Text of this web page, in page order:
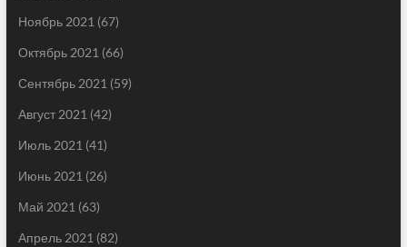
Ноябрь 2021 (67)
Октябрь 2021 (66)
Сентябрь 2021 (59)
Август 2021 (42)
Июль 2021 (41)
Июнь 2021 (26)
Май 2021 (63)
Апрель 2021 (82)